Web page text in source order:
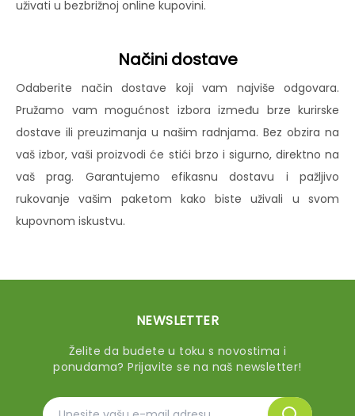
uživati u bezbrižnoj online kupovini.
Načini dostave
Odaberite način dostave koji vam najviše odgovara.
Pružamo vam mogućnost izbora između brze kurirske
dostave ili preuzimanja u našim radnjama. Bez obzira na
vaš izbor, vaši proizvodi će stići brzo i sigurno, direktno na
vaš prag. Garantujemo efikasnu dostavu i pažljivo
rukovanje vašim paketom kako biste uživali u svom
kupovnom iskustvu.
NEWSLETTER
Želite da budete u toku s novostima i
ponudama? Prijavite se na naš newsletter!